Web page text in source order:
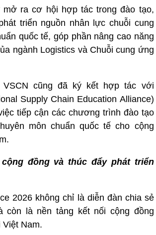
mở ra cơ hội hợp tác trong đào tạo,
triển nguồn nhân lực chuỗi cung
quốc tế, góp phần nâng cao năng
ngành Logistics và Chuỗi cung ứng
VSCN cũng đã ký kết hợp tác với
Supply Chain Education Alliance)
tiếp cận các chương trình đào tạo
môn chuẩn quốc tế cho cộng
đồng và thúc đẩy phát triển
2026 không chỉ là diễn đàn chia sẻ
còn là nền tảng kết nối cộng đồng
Việt Nam.